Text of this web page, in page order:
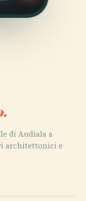
di Audiala a
architettonici e